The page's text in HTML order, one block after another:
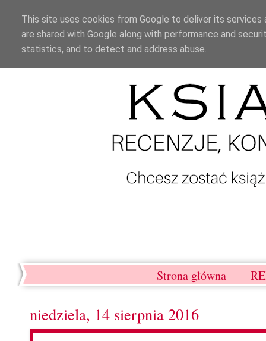
Strona główna
niedziela, 14 sierpnia 2016
This site uses cookies from Google to deliver its
are shared with Google along with performance and
statistics, and to detect and address abuse.